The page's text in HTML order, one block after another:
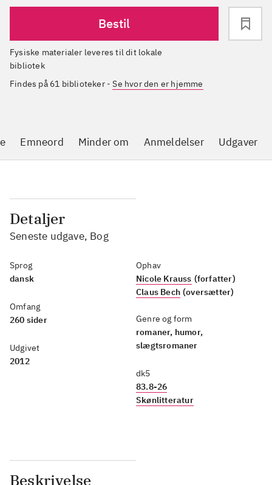
Bestil
Fysiske materialer leveres til dit lokale
bibliotek
Findes på 61 biblioteker-Se hvor den er hjemme
Emneord Minder om Anmeldelser Udgaver
Detaljer
Seneste udgave, Bog
Sprog
dansk
Omfang
260 sider
Udgivet
2012
Ophav
Nicole Krauss (forfatter)
Claus Bech (oversætter)
Genre og form
romaner, humor,
slægtsromaner
dk5
83.8-26
Skønlitteratur
Beskrivelse